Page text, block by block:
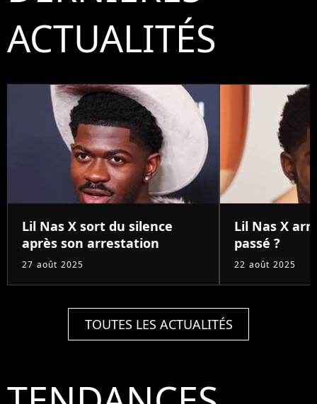
ACTUALITÉS
Lil Nas X sort du silence
après son arrestation
27 août 2025
Lil Nas X
passé ?
22 août 2025
TOUTES LES ACTUALITÉS